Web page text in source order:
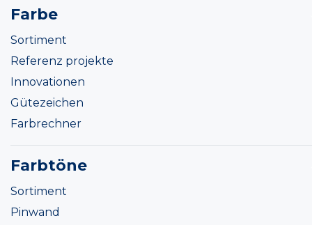
Farbe
Sortiment
Referenz projekte
Innovationen
Gütezeichen
Farbrechner
Farbtöne
Sortiment
Pinwand